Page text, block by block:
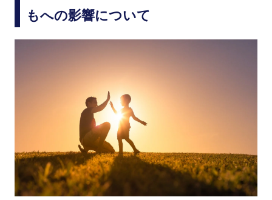
もへの影響について